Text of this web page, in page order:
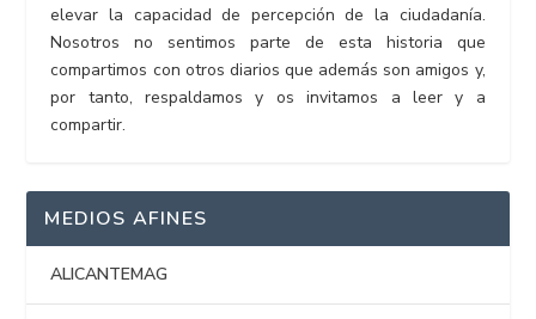
elevar la capacidad de percepción de la ciudadanía.
Nosotros no sentimos parte de esta historia que
compartimos con otros diarios que además son amigos y,
por tanto, respaldamos y os invitamos a leer y a
compartir.
MEDIOS AFINES
ALICANTEMAG